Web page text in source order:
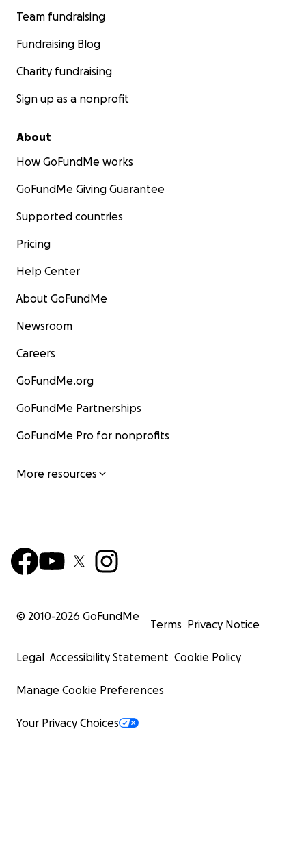
Team fundraising
Fundraising Blog
Charity fundraising
Sign up as a nonprofit
About
How GoFundMe works
GoFundMe Giving Guarantee
Supported countries
Pricing
Help Center
About GoFundMe
Newsroom
Careers
GoFundMe.org
GoFundMe Partnerships
GoFundMe Pro for nonprofits
More resources
© 2010-2026 GoFundMe
Terms Privacy Notice
Legal Accessibility Statement Cookie Policy
Manage Cookie Preferences
Your Privacy Choices